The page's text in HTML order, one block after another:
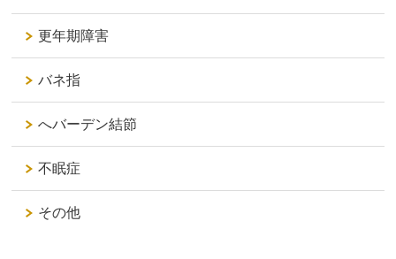
更年期障害
バネ指
へバーデン結節
不眠症
その他